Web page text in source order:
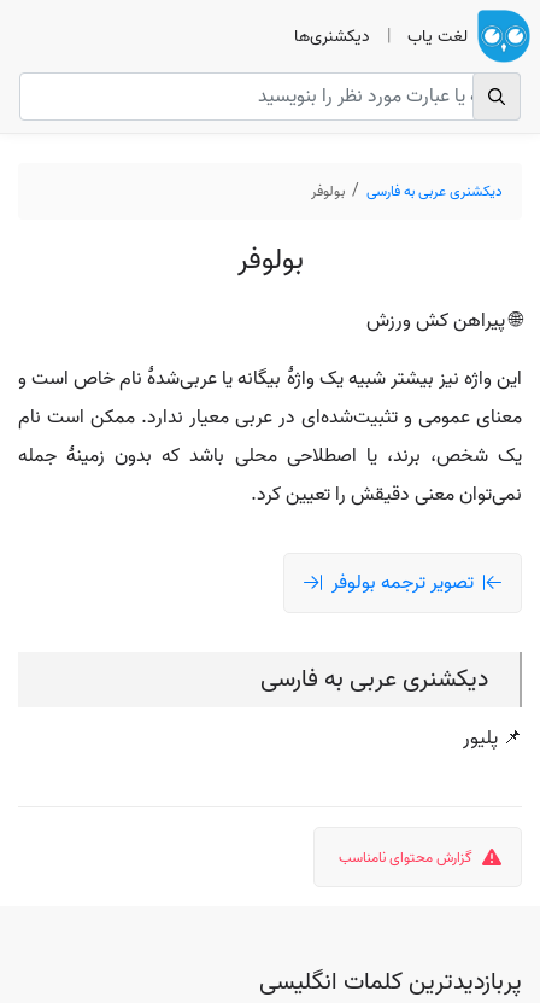
لغت یاب | دیکشنری‌ها
دیکشنری عربی به فارسی بولوفر
بولوفر
🌐 پیراهن کش ورزش
این واژه نیز بیشتر شبیه یک واژهٔ بیگانه یا عربی‌شدهٔ نام خاص است و
معنای عمومی و تثبیت‌شده‌ای در عربی معیار ندارد. ممکن است نام
یک شخص، برند، یا اصطلاحی محلی باشد که بدون زمینهٔ جمله
نمی‌توان معنی دقیقش را تعیین کرد.
تصویر ترجمه بولوفر
دیکشنری عربی به فارسی
📌 پلیور
گزارش محتوای نامناسب
پربازدیدترین کلمات انگلیسی